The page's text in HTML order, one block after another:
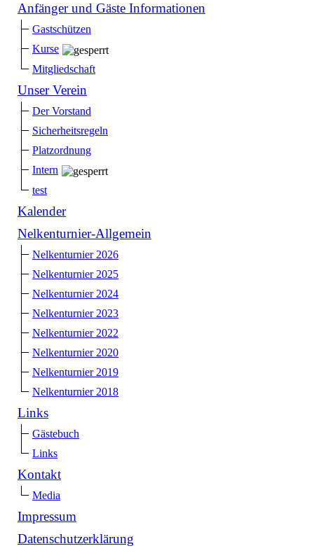
Anfänger und Gäste Informationen
Gastschützen
Kurse
Mitgliedschaft
Unser Verein
Der Vorstand
Sicherheitsregeln
Platzordnung
Intern
test
Kalender
Nelkenturnier-Allgemein
Nelkenturnier 2026
Nelkenturnier 2025
Nelkenturnier 2024
Nelkenturnier 2023
Nelkenturnier 2022
Nelkenturnier 2020
Nelkenturnier 2019
Nelkenturnier 2018
Links
Gästebuch
Links
Kontakt
Media
Impressum
Datenschutzerklärung